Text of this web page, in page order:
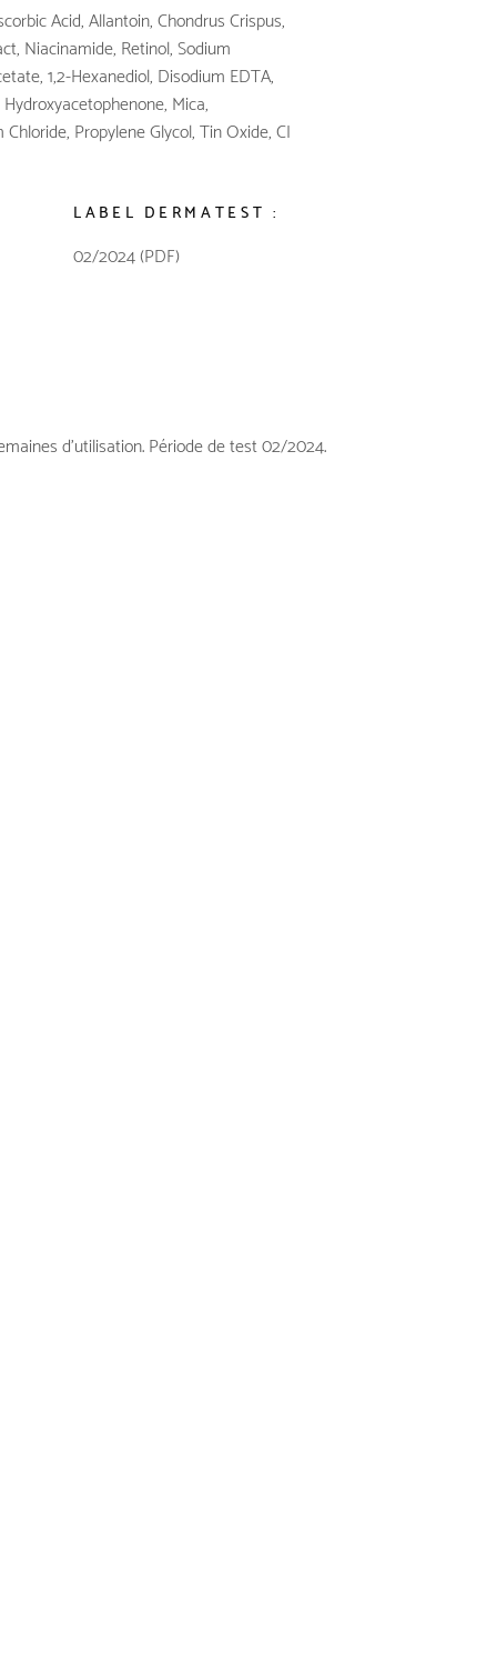
Acid, Allantoin, Chondrus Crispus,
Niacinamide, Retinol, Sodium
1,2-Hexanediol, Disodium EDTA,
Mica,
Propylene Glycol, Tin Oxide, CI
LABEL DERMATEST :
02/2024 (PDF)
d’utilisation. Période de test 02/2024.